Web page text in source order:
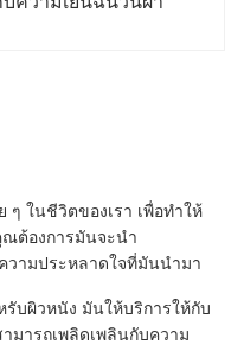
ๆ ในชีวิตของเรา เพื่อทําให้
ต้องการมันจะนํา
ามประหลาดใจที่มันนํามา
บผิวหนัง มันให้บริการให้กับ
มารถเพลิดเพลินกับความ